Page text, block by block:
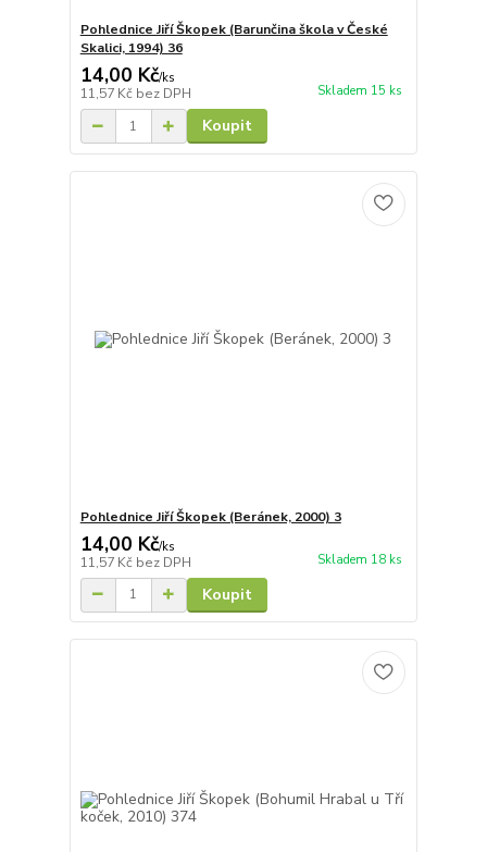
Pohlednice Jiří Škopek (Barunčina škola v České
Skalici, 1994) 36
14,00 Kč/ks
11,57 Kč bez DPH Skladem 15 ks
Koupit
Pohlednice Jiří Škopek (Beránek, 2000) 3
14,00 Kč/ks
11,57 Kč bez DPH Skladem 18 ks
Koupit